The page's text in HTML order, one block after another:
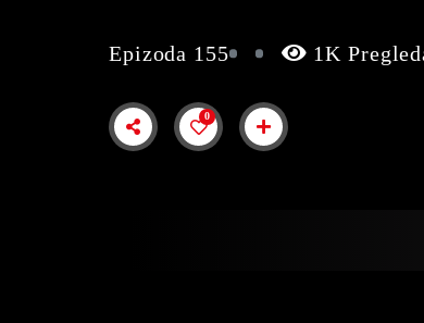
Epizoda 155 1K
0